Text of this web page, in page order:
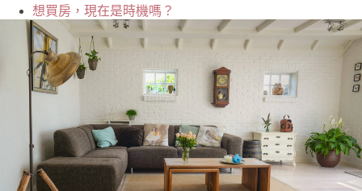
想買房，現在是時機嗎？